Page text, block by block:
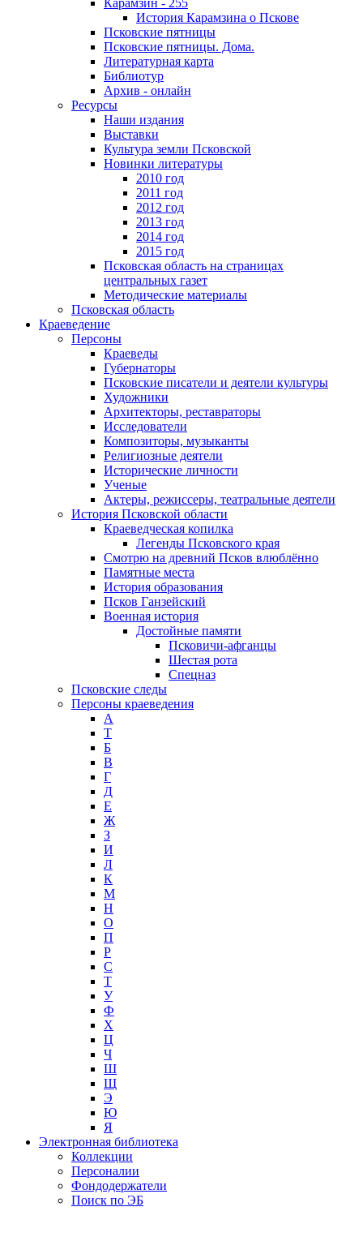
История Карамзина о Пскове
Псковские пятницы
Псковские пятницы. Дома.
Литературная карта
Библиотур
Архив - онлайн
Ресурсы
Наши издания
Выставки
Культура земли Псковской
Новинки литературы
2010 год
2011 год
2012 год
2013 год
2014 год
2015 год
Псковская область на страницах
центральных газет
Методические материалы
Псковская область
Краеведение
Персоны
Краеведы
Губернаторы
Псковские писатели и деятели культуры
Художники
Архитекторы, реставраторы
Исследователи
Композиторы, музыканты
Религиозные деятели
Исторические личности
Ученые
Актеры, режиссеры, театральные деятели
История Псковской области
Краеведческая копилка
Легенды Псковского края
Смотрю на древний Псков влюблённо
Памятные места
История образования
Псков Ганзейский
Военная история
Достойные памяти
Псковичи-афганцы
Шестая рота
Спецназ
Псковские следы
Персоны краеведения
А
T
Б
В
Г
Д
Е
Ж
З
И
Л
К
М
Н
О
П
Р
С
Т
У
Ф
Х
Ц
Ч
Ш
Щ
Э
Ю
Я
Электронная библиотека
Коллекции
Персоналии
Фондодержатели
Поиск по ЭБ